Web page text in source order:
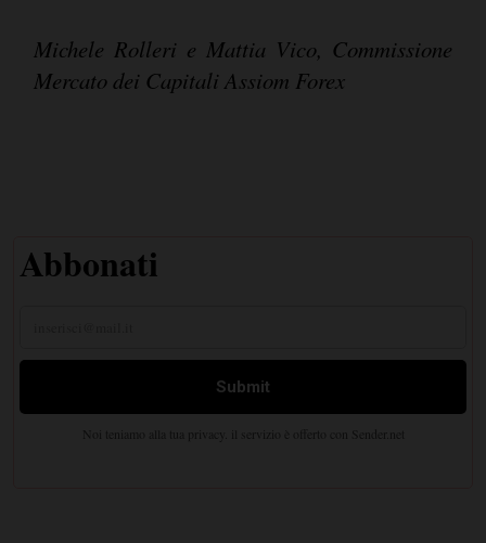
Michele Rolleri e Mattia Vico, Commissione
Mercato dei Capitali Assiom Forex